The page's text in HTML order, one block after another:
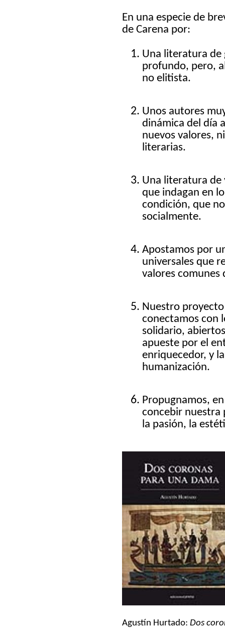
En una especie de
de Carena por:
Una literatura de
profundo, pero,
no elitista.
Unos autores
dinámica del día
nuevos valores,
literarias.
Una literatura de
que indagan en
condición, que
socialmente.
Apostamos por
universales que
valores comunes
Nuestro
conectamos con
solidario,
apueste por el
enriquecedor, y
humanización.
Propugnamos,
concebir nuestra
la pasión, la
Agustín Hurtado: Dos